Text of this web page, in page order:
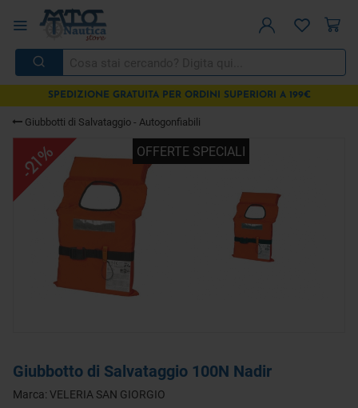
SPEDIZIONE GRATUITA PER ORDINI SUPERIORI A 199€
Giubbotti di Salvataggio - Autogonfiabili
OFFERTE SPECIALI
-21%
Giubbotto di Salvataggio 100N Nadir
Marca: VELERIA SAN GIORGIO